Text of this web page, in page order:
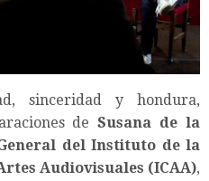
sinceridad y hondura,
deSusana de la
del Instituto de la
Audiovisuales (ICAA),